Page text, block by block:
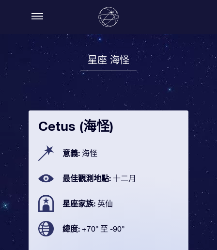
星座 海怪
Cetus (海怪)
意義: 海怪
最佳觀測地點: 十二月
星座家族: 英仙
緯度: +70° 至 -90°